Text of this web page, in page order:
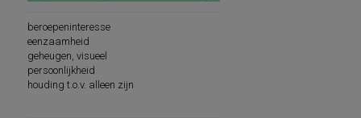
beroepeninteresse
eenzaamheid
geheugen, visueel
persoonlijkheid
houding t.o.v. alleen zijn